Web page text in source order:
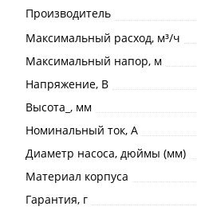
Производитель
Максимальный расход, м³/ч
Максимальный напор, м
Напряжение, В
Высота_, мм
Номинальный ток, А
Диаметр насоса, дюймы (мм)
Материал корпуса
Гарантия, г